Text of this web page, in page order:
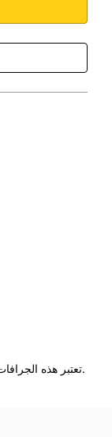
تعتبر هذه الجرافات مثالية للحفر في الأراضي اللينة إلى المتوسطة.